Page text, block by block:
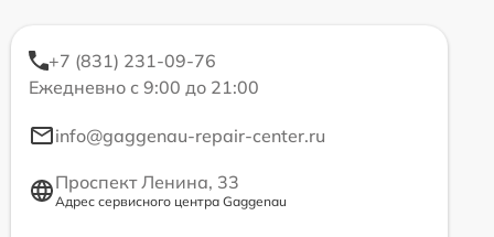
+7 (831) 231-09-76
Ежедневно с 9:00 до 21:00
info@gaggenau-repair-center.ru
Проспект Ленина, 33
Адрес сервисного центра Gaggenau